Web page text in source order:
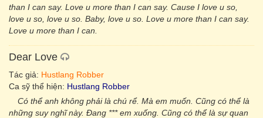
than I can say. Love u more than I can say. Cause I love u so,
love u so, love u so. Baby, love u so. Love u more than I can say.
Love u more than I can.
Dear Love
Tác giả: Hustlang Robber
Ca sỹ thể hiện: Hustlang Robber
Có thể anh không phải là chú rể. Mà em muốn. Cũng có thể là
những suy nghĩ này. Đang *** em xuống. Cũng có thể là sự quan